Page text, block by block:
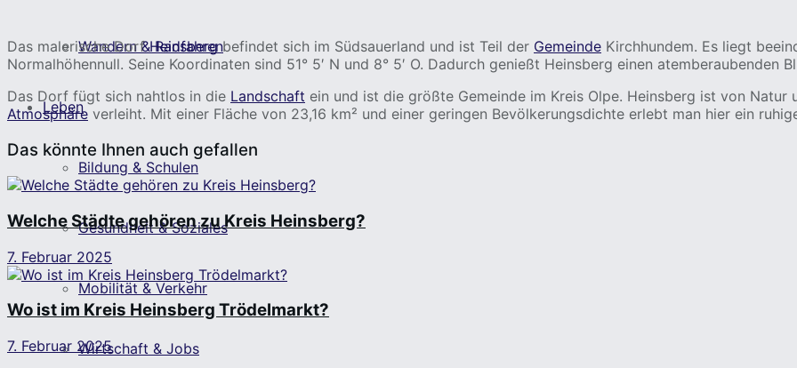
Wandern & Radfahren
Leben
Bildung & Schulen
Gesundheit & Soziales
Mobilität & Verkehr
Wirtschaft & Jobs
Das malerische DorfHeinsbergbefindet sich im Südsauerland und ist Teil der Gemeinde Kirchhundem. Es liegt
Normalhöhennull. Seine Koordinaten sind 51° 5′ N und 8° 5′ O. Dadurch genießt Heinsberg einen atemberaubenden
Das Dorf fügt sich nahtlos in die Landschaft ein und ist die größte Gemeinde im Kreis Olpe. Heinsberg ist von Natur
Atmosphäre verleiht. Mit einer Fläche von 23,16 km² und einer geringen Bevölkerungsdichte erlebt man hier ein
Das könnte Ihnen auch gefallen
Welche Städte gehören zu Kreis Heinsberg?
7. Februar 2025
Wo ist im Kreis Heinsberg Trödelmarkt?
7. Februar 2025